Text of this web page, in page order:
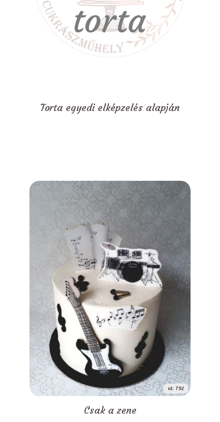
Torta egyedi elképzelés alapján
id: 792
Csak a zene